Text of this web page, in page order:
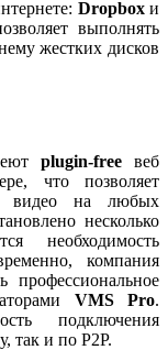
Dropboxи
выполнять
жестких дисков
plugin-freeвеб
что позволяет
видео на любых
несколько
необходимость
компания
профессиональное
VMS Pro.
подключения
так и по P2P.